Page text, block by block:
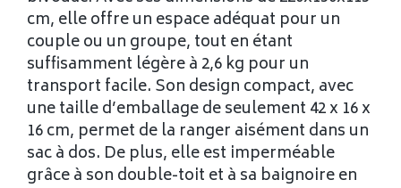
cm, elle offre un espace adéquat pour un
couple ou un groupe, tout en étant
suffisamment légère à 2,6 kg pour un
transport facile. Son design compact, avec
une taille d’emballage de seulement 42 x 16 x
16 cm, permet de la ranger aisément dans un
sac à dos. De plus, elle est imperméable
grâce à son double-toit et à sa baignoire en